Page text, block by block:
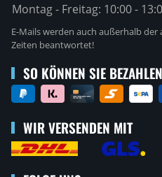
Montag - Freitag: 10:00 -
E-Mails werden auch außerhalb der
Zeiten beantwortet!
SO KÖNNEN SIE BEZAHLEN
WIR VERSENDEN MIT